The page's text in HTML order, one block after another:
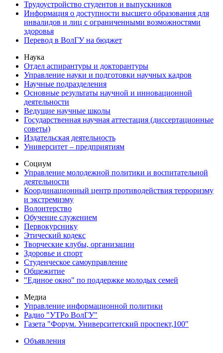
Трудоустройство студентов и выпускников
Информация о доступности высшего образования для
инвалидов и лиц с ограниченными возможностями
здоровья
Перевод в ВолГУ на бюджет
Наука
Отдел аспирантуры и докторантуры
Управление науки и подготовки научных кадров
Научные подразделения
Основные результаты научной и инновационной
деятельности
Ведущие научные школы
Государственная научная аттестация (диссертационные
советы)
Издательская деятельность
Университет – предприятиям
Социум
Управление молодежной политики и воспитательной
деятельности
Координационный центр противодействия терроризму
и экстремизму
Волонтерство
Обучение служением
Первокурснику
Этический кодекс
Творческие клубы, организации
Здоровье и спорт
Студенческое самоуправление
Общежитие
"Единое окно" по поддержке молодых семей
Медиа
Управление информационной политики
Радио "УТРо ВолГУ"
Газета "Форум. Университетский проспект,100"
Объявления